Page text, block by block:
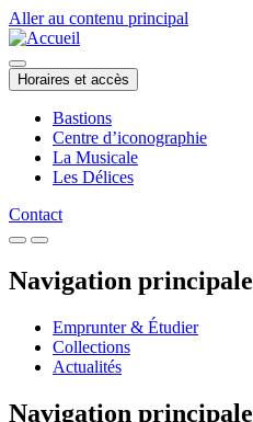
Aller au contenu principal
Horaires et accès
Bastions
Centre d’iconographie
La Musicale
Les Délices
Contact
Navigation principale
Emprunter & Étudier
Collections
Actualités
Navigation principale